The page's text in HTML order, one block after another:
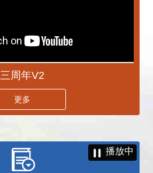
三周年V2
更多
播放中